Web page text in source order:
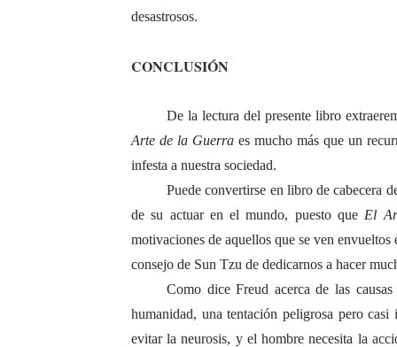
desastrosos.
CONCLUSIÓN
De la lectura del presente libro
Arte de la Guerraes mucho más que un
infesta a nuestra sociedad.
Puede convertirse en libro de cabecera
de su actuar en el mundo, puesto que El
motivaciones de aquellos que se ven
consejo de Sun Tzu de dedicarnos a hacer
Como dice Freud acerca de las
humanidad, una tentación peligrosa pero
evitar la neurosis, y el hombre necesita la